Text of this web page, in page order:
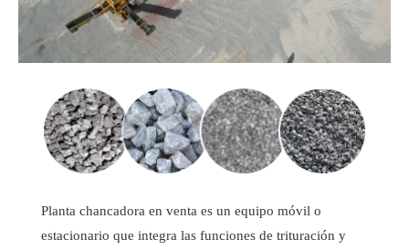
Planta chancadora en venta es un equipo móvil o
estacionario que integra las funciones de trituración y